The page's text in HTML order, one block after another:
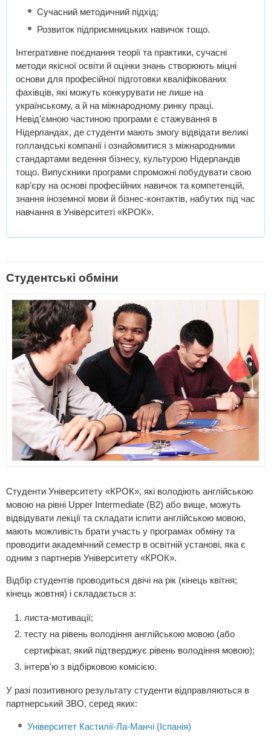
Сучасний методичний підхід;
Розвиток підприємницьких навичок тощо.
Інтегративне поєднання теорії та практики, сучасні
методи якісної освіти й оцінки знань створюють міцні
основи для професійної підготовки кваліфікованих
фахівців, які можуть конкурувати не лише на
українському, а й на міжнародному ринку праці.
Невід’ємною частиною програми є стажування в
Нідерландах, де студенти мають змогу відвідати великі
голландські компанії і ознайомитися з міжнародними
стандартами ведення бізнесу, культурою Нідерландів
тощо. Випускники програми спроможні побудувати свою
кар’єру на основі професійних навичок та компетенцій,
знання іноземної мови й бізнес-контактів, набутих під час
навчання в Університеті «КРОК».
Студентські обміни
Студенти Університету «КРОК», які володіють англійською
мовою на рівні Upper Intermediate (B2) або вище, можуть
відвідувати лекції та складати іспити англійською мовою,
мають можливість брати участь у програмах обміну та
проводити академічний семестр в освітній установі, яка є
одним з партнерів Університету «КРОК».
Відбір студентів проводиться двічі на рік (кінець квітня;
кінець жовтня) і складається з:
листа-мотивації;
тесту на рівень володіння англійською мовою (або
сертифікат, який підтверджує рівень володіння мовою);
інтерв'ю з відбірковою комісією.
У разі позитивного результату студенти відправляються в
партнерський ЗВО, серед яких:
Університет Кастилії-Ла-Манчі (Іспанія)